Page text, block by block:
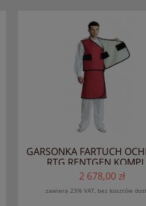
GARSONKA FARTUCH
RTG RENTGEN
2 678,00 zł
zawiera 23% VAT, bez kosztów